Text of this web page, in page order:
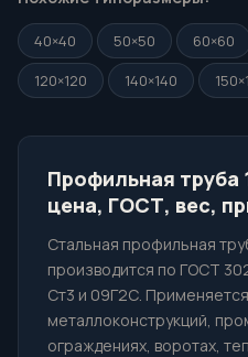
40×40 50×50 60×60
120×120
140×140
Профильная труба
цена, ГОСТ, вес,
Стальная профильная
производится по ГОСТ
Ст3 и 09Г2С.
металлоконструкций,
ограждениях, воротах,